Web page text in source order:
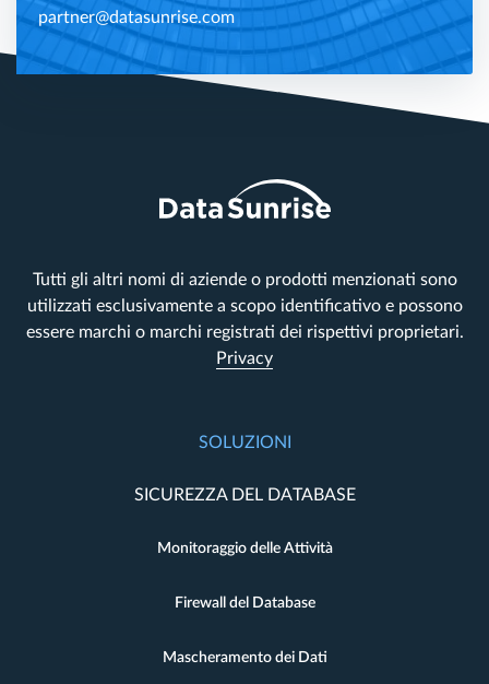
partner@datasunrise.com
Tutti gli altri nomi di aziende o prodotti menzionati sono
utilizzati esclusivamente a scopo identificativo e possono
essere marchi o marchi registrati dei rispettivi proprietari.
Privacy
SOLUZIONI
SICUREZZA DEL DATABASE
Monitoraggio delle Attività
Firewall del Database
Mascheramento dei Dati